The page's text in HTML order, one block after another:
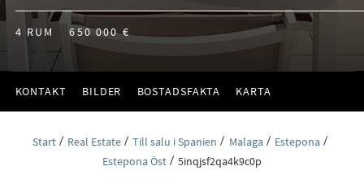
4 RUM 650 000 €
KONTAKT BILDER BOSTADSFAKTA KARTA
Start Real Estate Till salu i Spanien Malaga
Estepona
Estepona Öst
5inqjsf2qa4k9c0p